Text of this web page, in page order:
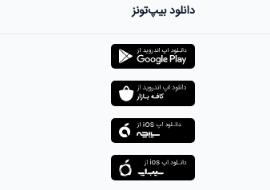
دانلود بیپ‌تونز